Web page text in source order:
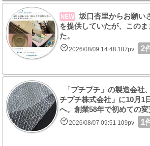
NEW
坂口杏里からお願い
を提供していたが、この
た。
2026/08/09 14:48 187pv 2
「プチプチ」の製造会社
チプチ株式会社」に10月1
へ。創業58年で初めての変
2026/08/07 09:51 109pv 1